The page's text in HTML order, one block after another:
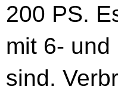
200 PS.
mit 6-
sind.